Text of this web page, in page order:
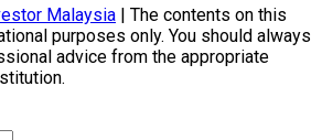
Malaysia | The contents on this
purposes only. You should always
advice from the appropriate